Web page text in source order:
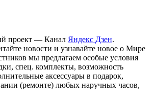
проект — Канал Яндекс Дзен.
новости и узнавайте новое о Мире
мы предлагаем особые условия
спец. комплекты, возможность
аксессуары в подарок,
(ремонте) любых наручных часов,